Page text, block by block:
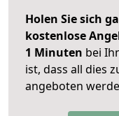
Holen Sie sich
kostenlose
1 Minuten bei
ist, dass all dies
angeboten